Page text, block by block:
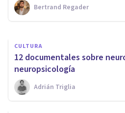
Bertrand Regader
Ricardo Vázquez Cigarroa
CULTURA
​12 documentales sobre
neuropsicología
Adrián Triglia